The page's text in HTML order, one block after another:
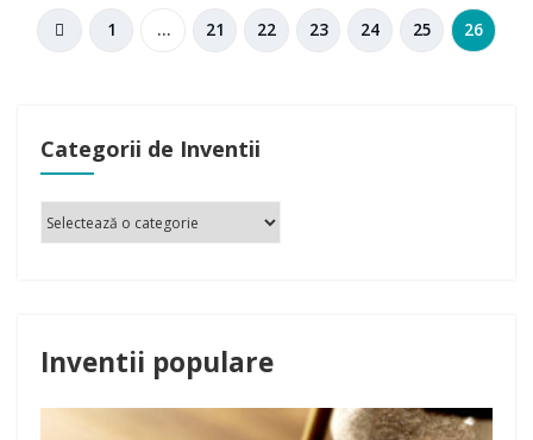
1 … 21 22 23 24 25 26
Categorii de Inventii
Inventii populare